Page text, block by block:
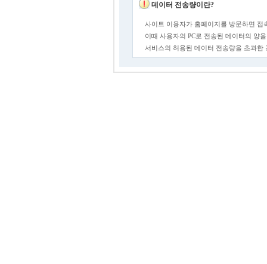
데이터 전송량이란?
사이트 이용자가 홈페이지를 방문하면 접
이때 사용자의 PC로 전송된 데이터의 양
서비스의 허용된 데이터 전송량을 초과